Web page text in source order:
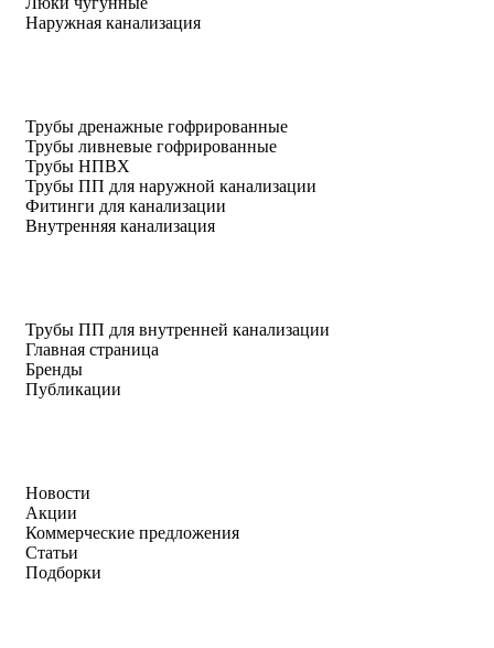
Наружная канализация
Трубы дренажные гофрированные
Трубы ливневые гофрированные
Трубы НПВХ
Трубы ПП для наружной канализации
Фитинги для канализации
Внутренняя канализация
Трубы ПП для внутренней канализации
Главная страница
Бренды
Публикации
Новости
Акции
Коммерческие предложения
Статьи
Подборки